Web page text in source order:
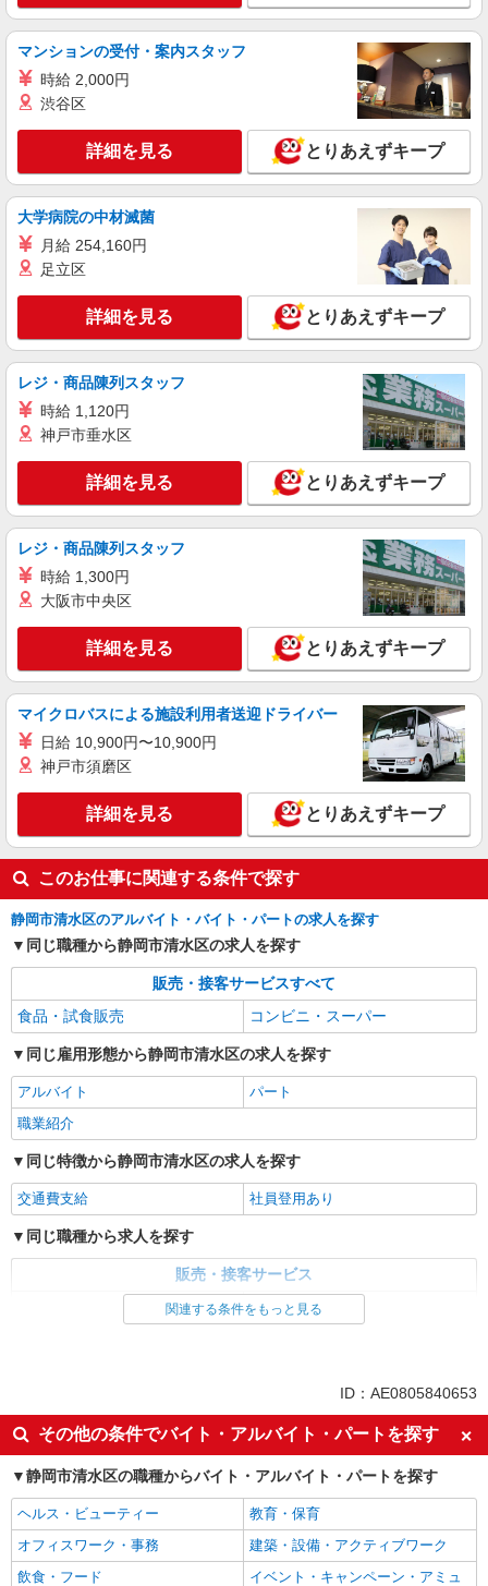
マンションの受付・案内スタッフ
時給 2,000円
渋谷区
詳細を見る とりあえずキープ
大学病院の中材滅菌
月給 254,160円
足立区
詳細を見る とりあえずキープ
レジ・商品陳列スタッフ
時給 1,120円
神戸市垂水区
詳細を見る とりあえずキープ
レジ・商品陳列スタッフ
時給 1,300円
大阪市中央区
詳細を見る とりあえずキープ
マイクロバスによる施設利用者送迎ドライバー
日給 10,900円〜10,900円
神戸市須磨区
詳細を見る とりあえずキープ
このお仕事に関連する条件で探す
静岡市清水区のアルバイト・バイト・パートの求人を探す
同じ職種から静岡市清水区の求人を探す
販売・接客サービスすべて
食品・試食販売
コンビニ・スーパー
同じ雇用形態から静岡市清水区の求人を探す
アルバイト
パート
職業紹介
同じ特徴から静岡市清水区の求人を探す
交通費支給 社員登用あり
同じ職種から求人を探す
販売・接客サービス
コンビニ・スーパー
関連する条件をもっと見る
ID：AE0805840653
その他の条件でバイト・アルバイト・パートを探す
静岡市清水区の職種からバイト・アルバイト・パートを探す
ヘルス・ビューティー
教育・保育
オフィスワーク・事務
建築・設備・アクティブワーク
飲食・フード
イベント・キャンペーン・アミュ